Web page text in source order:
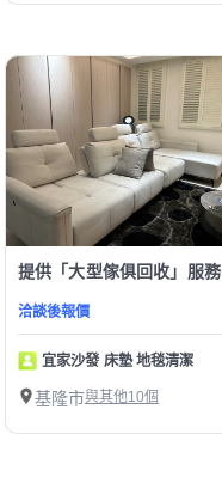
提供「大型傢俱回收」服務
洽談後報價
宜家沙發 床墊 地毯清潔
基隆市與其他10個